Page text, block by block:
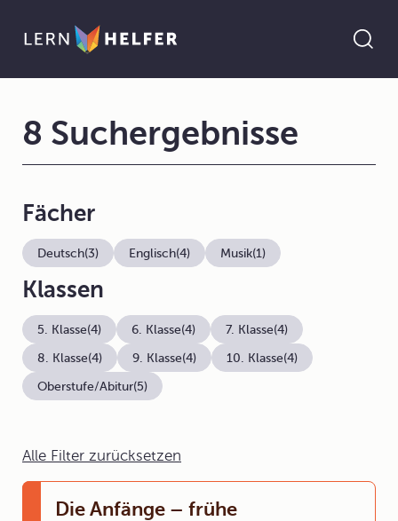
Alle Filter zurücksetzen
Die Anfänge – frühe
8 Suchergebnisse
Fächer
Deutsch(3) Englisch(4) Musik(1)
Klassen
5. Klasse(4) 6. Klasse(4) 7. Klasse(4)
8. Klasse(4) 9. Klasse(4) 10. Klasse(4)
Oberstufe/Abitur(5)